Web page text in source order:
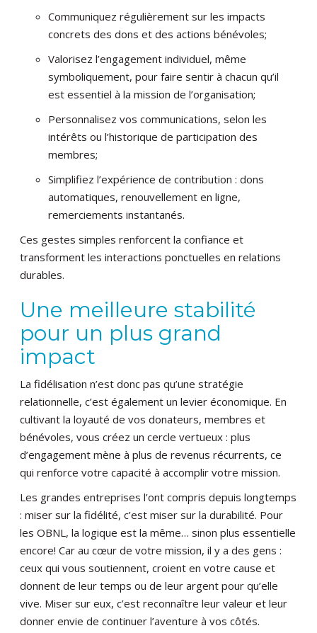
Communiquez régulièrement sur les impacts
concrets des dons et des actions bénévoles;
Valorisez l’engagement individuel, même
symboliquement, pour faire sentir à chacun qu’il
est essentiel à la mission de l’organisation;
Personnalisez vos communications, selon les
intérêts ou l’historique de participation des
membres;
Simplifiez l’expérience de contribution : dons
automatiques, renouvellement en ligne,
remerciements instantanés.
Ces gestes simples renforcent la confiance et
transforment les interactions ponctuelles en relations
durables.
Une meilleure stabilité
pour un plus grand
impact
La fidélisation n’est donc pas qu’une stratégie
relationnelle, c’est également un levier économique. En
cultivant la loyauté de vos donateurs, membres et
bénévoles, vous créez un cercle vertueux : plus
d’engagement mène à plus de revenus récurrents, ce
qui renforce votre capacité à accomplir votre mission.
Les grandes entreprises l’ont compris depuis longtemps
: miser sur la fidélité, c’est miser sur la durabilité. Pour
les OBNL, la logique est la même… sinon plus essentielle
encore! Car au cœur de votre mission, il y a des gens :
ceux qui vous soutiennent, croient en votre cause et
donnent de leur temps ou de leur argent pour qu’elle
vive. Miser sur eux, c’est reconnaître leur valeur et leur
donner envie de continuer l’aventure à vos côtés.